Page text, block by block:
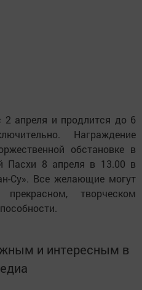
2 апреля и продлится до 6
Награждение
обстановке в
Пасхи 8 апреля в 13.00 в
Су». Все желающие могут
творческом
и интересным в